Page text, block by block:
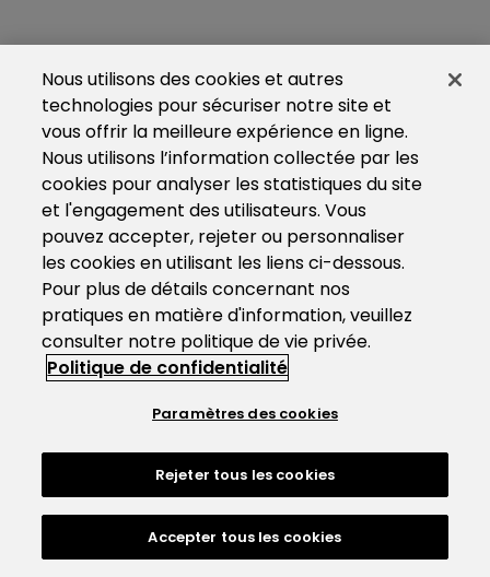
Nous utilisons des cookies et autres
technologies pour sécuriser notre site et
vous offrir la meilleure expérience en ligne.
Nous utilisons l’information collectée par les
cookies pour analyser les statistiques du site
et l'engagement des utilisateurs. Vous
pouvez accepter, rejeter ou personnaliser
les cookies en utilisant les liens ci-dessous.
Pour plus de détails concernant nos
pratiques en matière d'information, veuillez
consulter notre politique de vie privée.
Politique de confidentialité
Paramètres des cookies
Rejeter tous les cookies
Accepter tous les cookies